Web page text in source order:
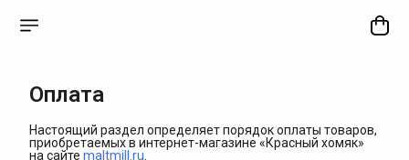
Оплата
Настоящий раздел определяет порядок оплаты товаров,
приобретаемых в интернет-магазине «Красный хомяк»
на сайте maltmill.ru